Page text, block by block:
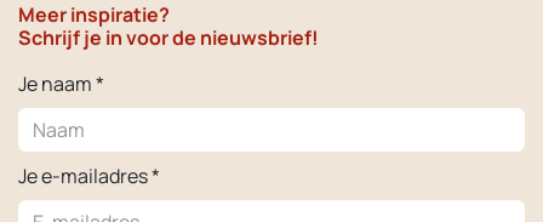
Meer inspiratie?
Schrijf je in voor de nieuwsbrief!
Je naam *
Je e-mailadres *